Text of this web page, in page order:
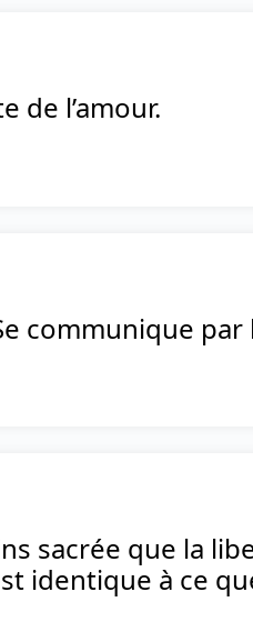
de l’amour.
communique
sacrée que la
identique à ce